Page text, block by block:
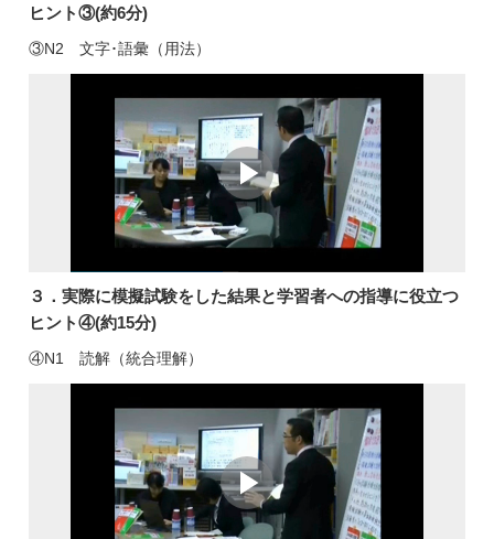
ヒント③(約6分)
③N2 文字･語彙（用法）
３．実際に模擬試験をした結果と学習者への指導に役立つ
ヒント④(約15分)
④N1 読解（統合理解）